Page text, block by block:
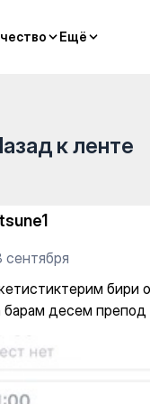
Ещё
Ещё
к ленте
сентября
бири
барам десем